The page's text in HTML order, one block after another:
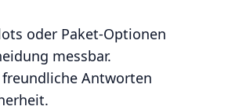
oder Paket-Optionen
messbar.
Antworten